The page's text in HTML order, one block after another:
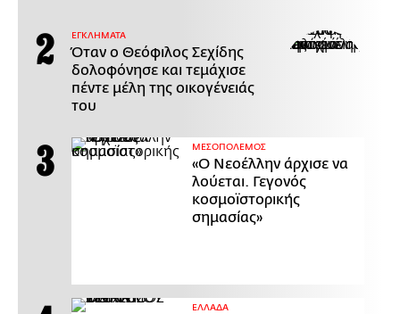
ΕΓΚΛΗΜΑΤΑ
Όταν ο Θεόφιλος Σεχίδης
δολοφόνησε και τεμάχισε
πέντε μέλη της οικογένειάς
του
ΜΕΣΟΠΟΛΕΜΟΣ
«Ο Νεοέλλην άρχισε να
λούεται. Γεγονός
κοσμοϊστορικής
σημασίας»
ΕΛΛΑΔΑ